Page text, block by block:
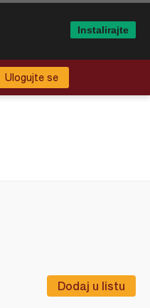
Ulogujte se
Dodaj u listu
Instalirajte